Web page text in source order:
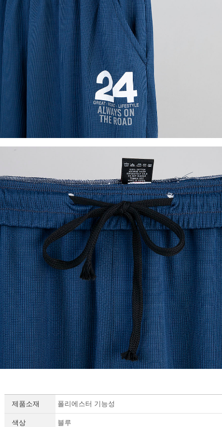
제품소재 폴리에스터 기능성
색상 블루